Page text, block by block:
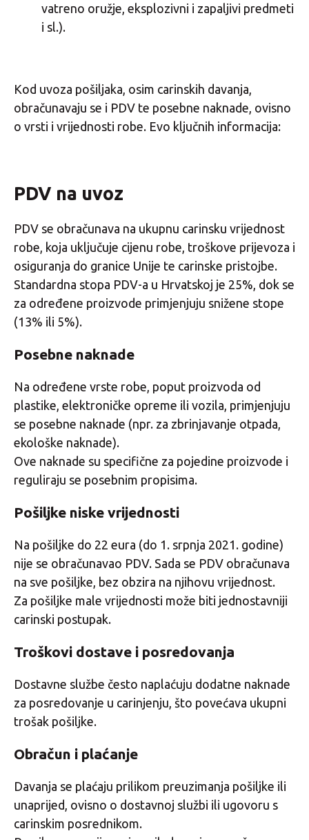
vatreno oružje, eksplozivni i zapaljivi predmeti
i sl.).
Kod uvoza pošiljaka, osim carinskih davanja,
obračunavaju se i PDV te posebne naknade, ovisno
o vrsti i vrijednosti robe. Evo ključnih informacija:
PDV na uvoz
PDV se obračunava na ukupnu carinsku vrijednost
robe, koja uključuje cijenu robe, troškove prijevoza i
osiguranja do granice Unije te carinske pristojbe.
Standardna stopa PDV-a u Hrvatskoj je 25%, dok se
za određene proizvode primjenjuju snižene stope
(13% ili 5%).
Posebne naknade
Na određene vrste robe, poput proizvoda od
plastike, elektroničke opreme ili vozila, primjenjuju
se posebne naknade (npr. za zbrinjavanje otpada,
ekološke naknade).
Ove naknade su specifične za pojedine proizvode i
reguliraju se posebnim propisima.
Pošiljke niske vrijednosti
Na pošiljke do 22 eura (do 1. srpnja 2021. godine)
nije se obračunavao PDV. Sada se PDV obračunava
na sve pošiljke, bez obzira na njihovu vrijednost.
Za pošiljke male vrijednosti može biti jednostavniji
carinski postupak.
Troškovi dostave i posredovanja
Dostavne službe često naplaćuju dodatne naknade
za posredovanje u carinjenju, što povećava ukupni
trošak pošiljke.
Obračun i plaćanje
Davanja se plaćaju prilikom preuzimanja pošiljke ili
unaprijed, ovisno o dostavnoj službi ili ugovoru s
carinskim posrednikom.